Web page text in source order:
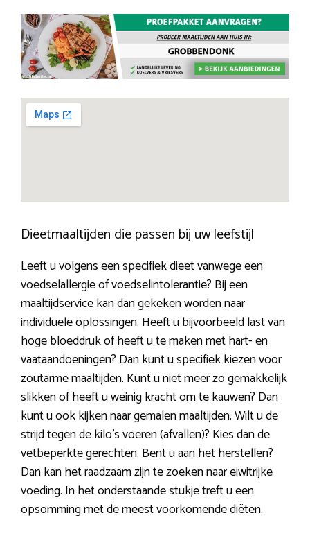
Dieetmaaltijden die passen bij uw leefstijl
Leeft u volgens een specifiek dieet vanwege een
voedselallergie of voedselintolerantie? Bij een
maaltijdservice kan dan gekeken worden naar
individuele oplossingen. Heeft u bijvoorbeeld last van
hoge bloeddruk of heeft u te maken met hart- en
vaataandoeningen? Dan kunt u specifiek kiezen voor
zoutarme maaltijden. Kunt u niet meer zo gemakkelijk
slikken of heeft u weinig kracht om te kauwen? Dan
kunt u ook kijken naar gemalen maaltijden. Wilt u de
strijd tegen de kilo’s voeren (afvallen)? Kies dan de
vetbeperkte gerechten. Bent u aan het herstellen?
Dan kan het raadzaam zijn te zoeken naar eiwitrijke
voeding. In het onderstaande stukje treft u een
opsomming met de meest voorkomende diëten.